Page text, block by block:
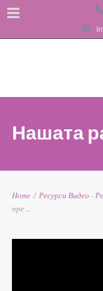
Нашата
Home / Ресурси Видео -
пре ...